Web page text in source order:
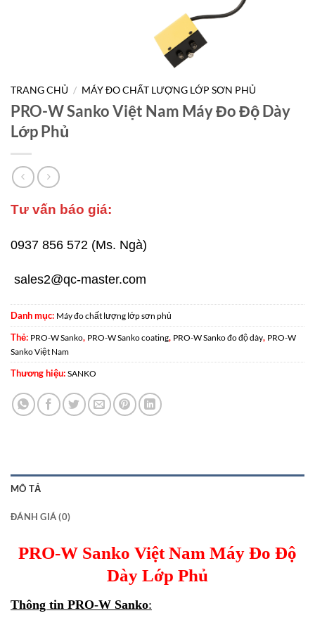
TRANG CHỦ / MÁY ĐO CHẤT LƯỢNG LỚP SƠN PHỦ
PRO-W Sanko Việt Nam Máy Đo Độ Dày
Lớp Phủ
Tư vấn báo giá:
0937 856 572 (Ms. Ngà)
sales2@qc-master.com
Danh mục: Máy đo chất lượng lớp sơn phủ
Thẻ: PRO-W Sanko, PRO-W Sanko coating, PRO-W Sanko đo độ dày, PRO-W
Sanko Việt Nam
Thương hiệu: SANKO
MÔ TẢ
ĐÁNH GIÁ (0)
PRO-W Sanko Việt Nam Máy Đo Độ
Dày Lớp Phủ
Thông tin PRO-W Sanko: